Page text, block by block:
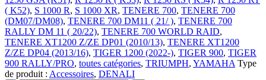
( K52), S 1000 R, S 1000 XR, TENERE 700, TENERE 700
(DM07/DM08), TENERE 700 DM11 ( 21/ ), TENERE 700
RALLY DM 11 ( 20/22), TENERE 700 WORLD RAID,
TENERE XT1200 Z/ZE DP01 (2010/13), TENERE XT1200
Z/ZE DP04 (2013/16), TIGER 1200 (2022-), TIGER 900, TIGER
900 RALLY/PRO, toutes catégories, TRIUMPH, YAMAHA Type
de produit : Accessoires, DENALI